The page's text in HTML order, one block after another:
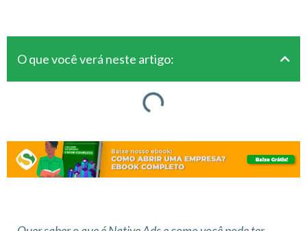
O que você verá neste artigo: